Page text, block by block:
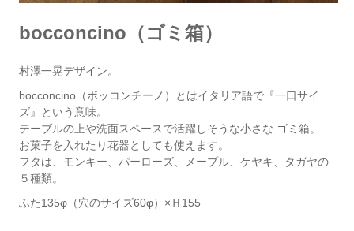
bocconcino（ゴミ箱）
村澤一晃デザイン。
bocconcino（ボッコンチーノ）とはイタリア語で『一口サイ
ズ』という意味。
テーブルの上や洗面スペースで活躍しそうな小さな ゴミ箱。
お菓子を入れたり花器としても使えます。
フタは、モンキー、パーローズ、メープル、ケヤキ、タガヤの
５種類。
ふた135φ（穴のサイズ60φ）×Ｈ155